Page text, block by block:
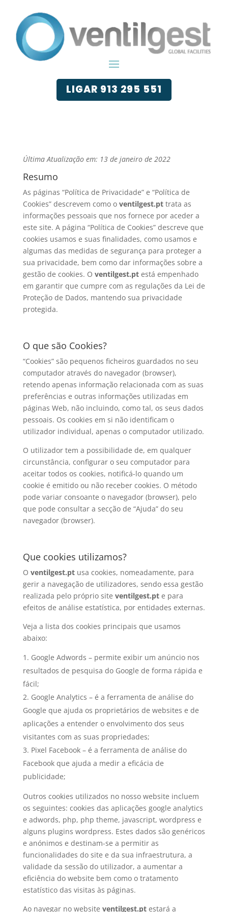
LIGAR 913 295 551
Última Atualização em: 13 de janeiro de 2022
Resumo
As páginas “Política de Privacidade” e “Política de
Cookies” descrevem como o ventilgest.pttrata as
informações pessoais que nos fornece por aceder a
este site. A página “Política de Cookies” descreve que
cookies usamos e suas finalidades, como usamos e
algumas das medidas de segurança para proteger a
sua privacidade, bem como dar informações sobre a
gestão de cookies. O ventilgest.ptestá empenhado
em garantir que cumpre com as regulações da Lei de
Proteção de Dados, mantendo sua privacidade
protegida.
O que são Cookies?
“Cookies” são pequenos ficheiros guardados no seu
computador através do navegador (browser),
retendo apenas informação relacionada com as suas
preferências e outras informações utilizadas em
páginas Web, não incluindo, como tal, os seus dados
pessoais. Os cookies em si não identificam o
utilizador individual, apenas o computador utilizado.
O utilizador tem a possibilidade de, em qualquer
circunstância, configurar o seu computador para
aceitar todos os cookies, notificá-lo quando um
cookie é emitido ou não receber cookies. O método
pode variar consoante o navegador (browser), pelo
que pode consultar a secção de “Ajuda” do seu
navegador (browser).
Que cookies utilizamos?
O ventilgest.ptusa cookies, nomeadamente, para
gerir a navegação de utilizadores, sendo essa gestão
realizada pelo próprio site ventilgest.pte para
efeitos de análise estatística, por entidades externas.
Veja a lista dos cookies principais que usamos
abaixo:
Google Adwords – permite exibir um anúncio nos
resultados de pesquisa do Google de forma rápida e
fácil;
Google Analytics – é a ferramenta de análise do
Google que ajuda os proprietários de websites e de
aplicações a entender o envolvimento dos seus
visitantes com as suas propriedades;
Pixel Facebook – é a ferramenta de análise do
Facebook que ajuda a medir a eficácia de
publicidade;
Outros cookies utilizados no nosso website incluem
os seguintes: cookies das aplicações google analytics
e adwords, php, php theme, javascript, wordpress e
alguns plugins wordpress. Estes dados são genéricos
e anónimos e destinam-se a permitir as
funcionalidades do site e da sua infraestrutura, a
validade da sessão do utilizador, a aumentar a
eficiência do website bem como o tratamento
estatístico das visitas às páginas.
Ao navegar no website ventilgest.ptestará a